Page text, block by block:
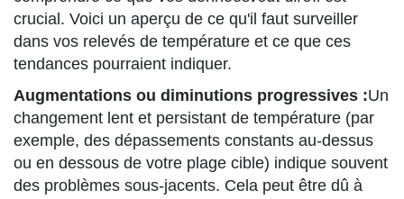
crucial. Voici un aperçu de ce qu'il faut surveiller
dans vos relevés de température et ce que ces
tendances pourraient indiquer.
Augmentations ou diminutions progressives :Un
changement lent et persistant de température (par
exemple, des dépassements constants au-dessus
ou en dessous de votre plage cible) indique souvent
des problèmes sous-jacents. Cela peut être dû à